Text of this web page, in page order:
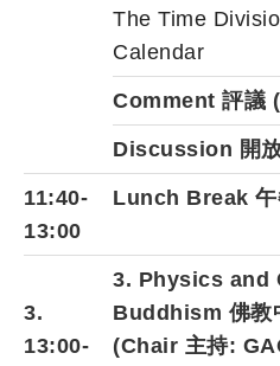
The Time
Calendar
Comment 評議
Discussion 開
11:40-
13:00
Lunch Break 午
3.
13:00-
3. Physics and
Buddhism 佛教
(Chair 主持: